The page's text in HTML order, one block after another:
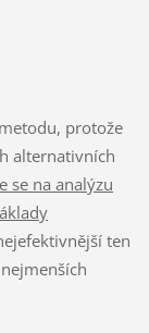
protože
alternativních
se na analýzu
ten